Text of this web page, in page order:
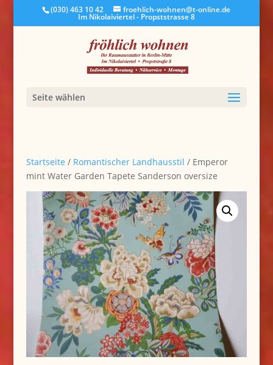
(030) 463 10 42 froehlich-wohnen@t-online.de
Im Nikolaiviertel - Propststrasse 8
Seite wählen
Startseite / Romantischer Landhausstil / Emperor
mint Water Garden Tapete Sanderson oversize